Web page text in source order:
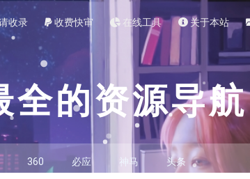
收录 收费快审 在线工具 关于本站
全的资源导
360 必应 神马 头条